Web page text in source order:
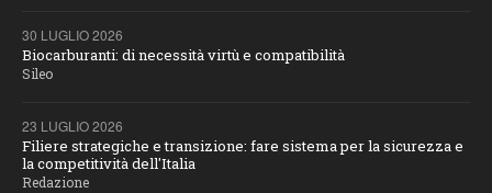
30 LUGLIO 2026
Biocarburanti: di necessità virtù e compatibilità
Sileo
23 LUGLIO 2026
Filiere strategiche e transizione: fare sistema per la sicurezza e
la competitività dell'Italia
Redazione